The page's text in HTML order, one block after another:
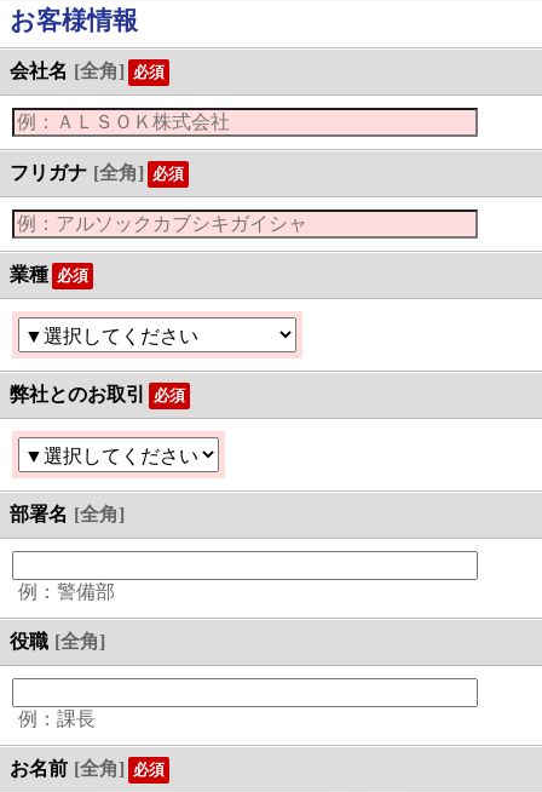
お客様情報
会社名 [全角] 必須
フリガナ [全角] 必須
業種 必須
弊社とのお取引 必須
部署名 [全角]
例：警備部
役職 [全角]
例：課長
お名前 [全角] 必須